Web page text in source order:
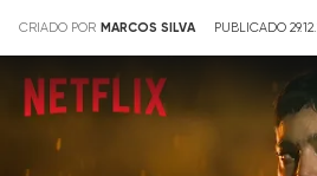
CRIADO POR MARCOS SILVA PUBLICADO